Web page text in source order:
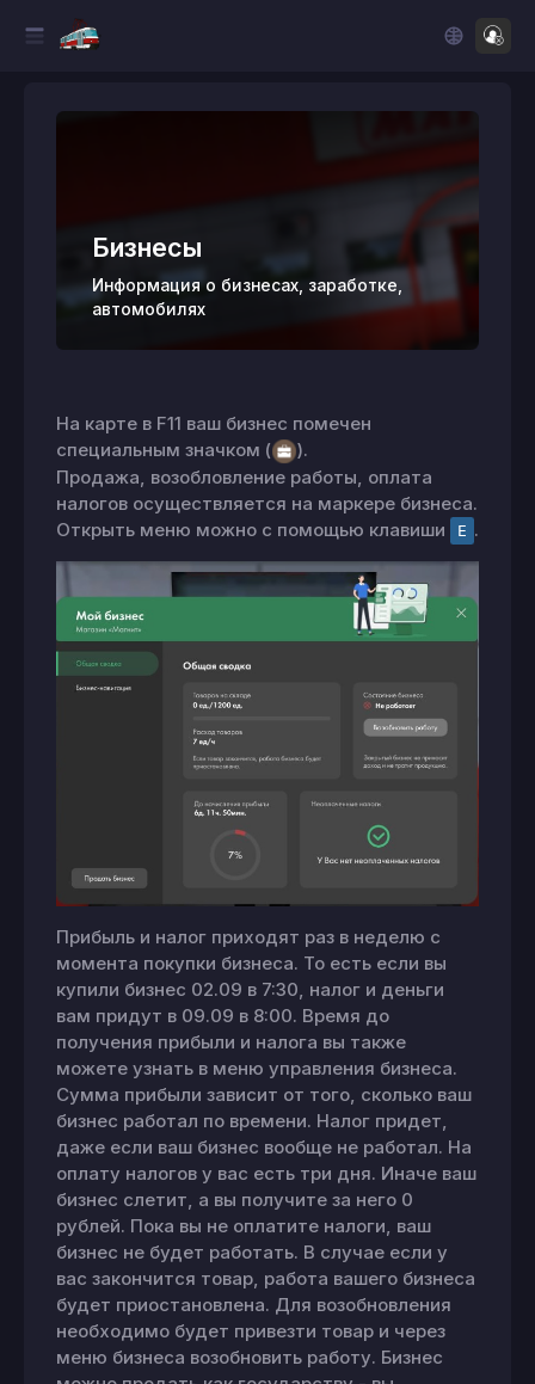
Бизнесы
Информация о бизнесах, заработке,
автомобилях
На карте в F11 ваш бизнес помечен
специальным значком (
).
Продажа, возобловление работы, оплата
налогов осуществляется на маркере бизнеса.
Открыть меню можно с помощью клавиши
E .
Прибыль и налог приходят раз в неделю с
момента покупки бизнеса. То есть если вы
купили бизнес 02.09 в 7:30, налог и деньги
вам придут в 09.09 в 8:00. Время до
получения прибыли и налога вы также
можете узнать в меню управления бизнеса.
Сумма прибыли зависит от того, сколько ваш
бизнес работал по времени. Налог придет,
даже если ваш бизнес вообще не работал. На
оплату налогов у вас есть три дня. Иначе ваш
бизнес слетит, а вы получите за него 0
рублей. Пока вы не оплатите налоги, ваш
бизнес не будет работать. В случае если у
вас закончится товар, работа вашего бизнеса
будет приостановлена. Для возобновления
необходимо будет привезти товар и через
меню бизнеса возобновить работу. Бизнес